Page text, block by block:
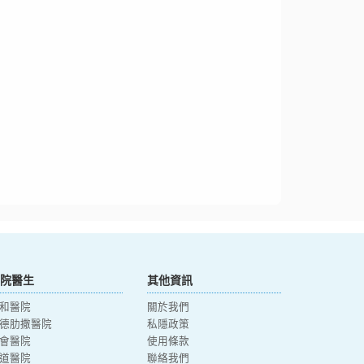
醫生
醫院
肋撒醫院
醫院
醫院
其他資訊
關於我們
私隱政策
使用條款
聯絡我們